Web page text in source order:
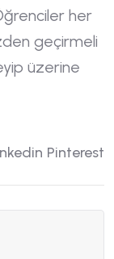
her
geçirmeli
üzerine
Pinterest